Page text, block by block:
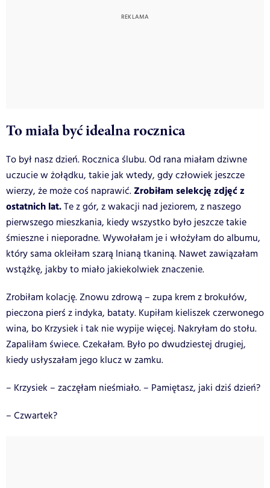
To miała być idealna rocznica
To był nasz dzień. Rocznica ślubu. Od rana miałam dziwne
uczucie w żołądku, takie jak wtedy, gdy człowiek jeszcze
wierzy, że może coś naprawić. Zrobiłam selekcję zdjęć z
ostatnich lat.Te z gór, z wakacji nad jeziorem, z naszego
pierwszego mieszkania, kiedy wszystko było jeszcze takie
śmieszne i nieporadne. Wywołałam je i włożyłam do albumu,
który sama okleiłam szarą lnianą tkaniną. Nawet zawiązałam
wstążkę, jakby to miało jakiekolwiek znaczenie.
Zrobiłam kolację. Znowu zdrową – zupa krem z brokułów,
pieczona pierś z indyka, bataty. Kupiłam kieliszek czerwonego
wina, bo Krzysiek i tak nie wypije więcej. Nakryłam do stołu.
Zapaliłam świece. Czekałam. Było po dwudziestej drugiej,
kiedy usłyszałam jego klucz w zamku.
– Krzysiek – zaczęłam nieśmiało. – Pamiętasz, jaki dziś dzień?
– Czwartek?